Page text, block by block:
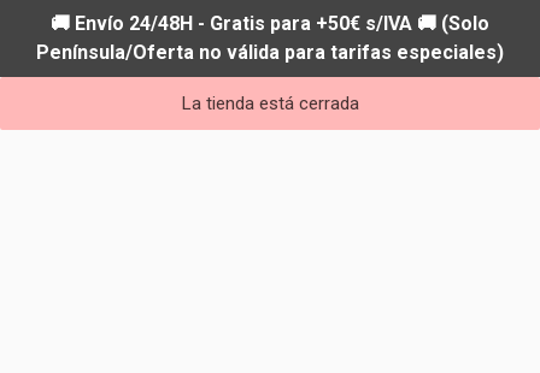
🚚 Envío 24/48H - Gratis para +50€ s/IVA 🚚 (Solo
Península/Oferta no válida para tarifas especiales)
La tienda está cerrada